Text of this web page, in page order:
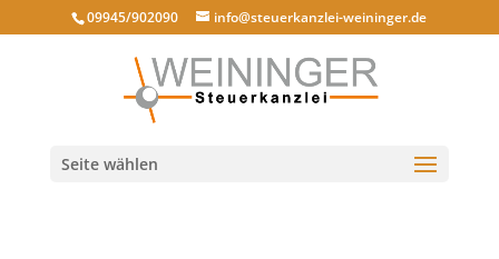
09945/902090 info@steuerkanzlei-weininger.de
Seite wählen